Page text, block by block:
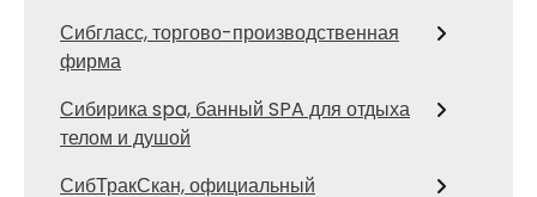
Сибгласс, торгово-производственная
фирма
Сибирика spa, банный SPA для отдыха
телом и душой
СибТракСкан, официальный